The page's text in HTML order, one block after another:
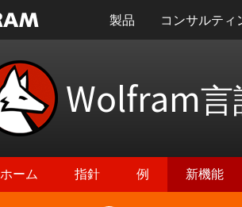
製品 コンサルティ
Wolfram言
ホーム 指針 例 新機能